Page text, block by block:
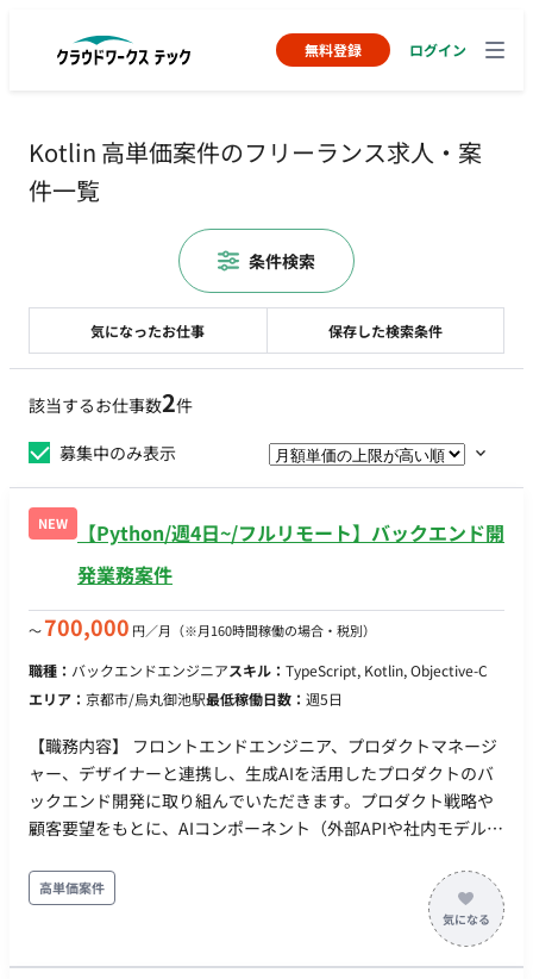
無料登録 ログイン
Kotlin 高単価案件のフリーランス求人・案
件一覧
該当するお仕事数2件
募集中のみ表示
NEW
【Python/週4日~/フルリモート】バックエンド開
発業務案件
〜700,000 円／月 （※月160時間稼働の場合・税別）
職種： バックエンドエンジニアスキル： TypeScript, Kotlin, Objective-C
エリア： 京都市/烏丸御池駅最低稼働日数： 週5日
【職務内容】 フロントエンドエンジニア、プロダクトマネージ
ャー、デザイナーと連携し、生成AIを活用したプロダクトのバ
ックエンド開発に取り組んでいただきます。プロダクト戦略や
顧客要望をもとに、AIコンポーネント（外部APIや社内モデル）
件定義、API設計、データベース設計、およびバックエンド実装
を行います。 既にAIモデルの構築や検証を専任で行うエンジニ
アは在籍しているため、彼らと連携しながら「処理時間の長い
AIのレスポンスをどう非同期で処理するか」「エラー時のフォ
高単価案件
気になったお仕事 保存した検索条件
条件検索